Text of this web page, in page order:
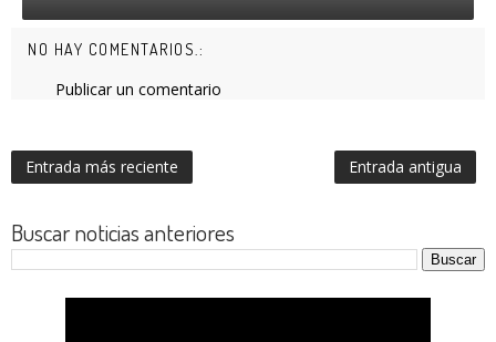
NO HAY COMENTARIOS.:
Publicar un comentario
Entrada más reciente Entrada antigua
Buscar noticias anteriores